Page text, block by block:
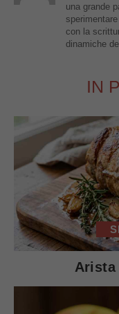
una grande
con la
dinamiche
IN